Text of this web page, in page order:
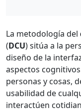
La metodología del
(DCU) sitúa a la
diseño de la
aspectos
personas y cosas,
usabilidad de
interactúen